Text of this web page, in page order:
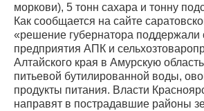
моркови), 5 тонн сахара и тонну
Как сообщается на сайте
«решение губернатора поддержали
предприятия АПК и
Алтайского края в Амурскую
питьевой бутилированной воды,
продукты питания. Власти
направят в пострадавшие районы